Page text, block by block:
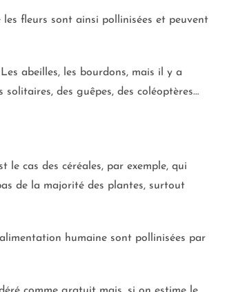
les fleurs sont ainsi pollinisées et peuvent
abeilles, les bourdons, mais il y a
des guêpes, des coléoptères…
le cas des céréales, par exemple, qui
de la majorité des plantes, surtout
humaine sont pollinisées par